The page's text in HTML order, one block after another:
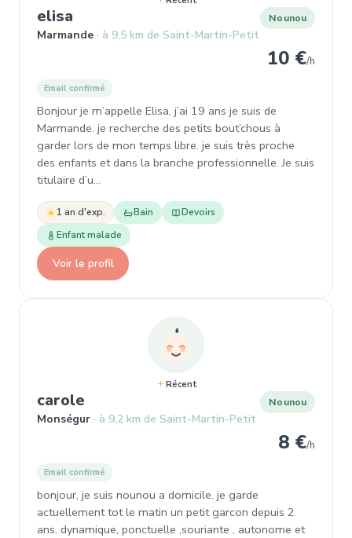
elisa
Marmande à 9,5 km de Saint-Martin-Petit
Nounou
10 €/h
Email confirmé
Bonjour je m’appelle Elisa, j’ai 19 ans je suis de
Marmande. je recherche des petits bout’chous à
garder lors de mon temps libre. je suis très proche
des enfants et dans la branche professionnelle. Je suis
titulaire d’u…
1 an d'exp. Bain
Devoirs
Enfant malade
Voir le profil
Récent
carole
Monségur à 9,2 km de Saint-Martin-Petit
Nounou
8 €/h
Email confirmé
bonjour, je suis nounou a domicile. je garde
actuellement tot le matin un petit garcon depuis 2
ans. dynamique, ponctuelle ,souriante , autonome et